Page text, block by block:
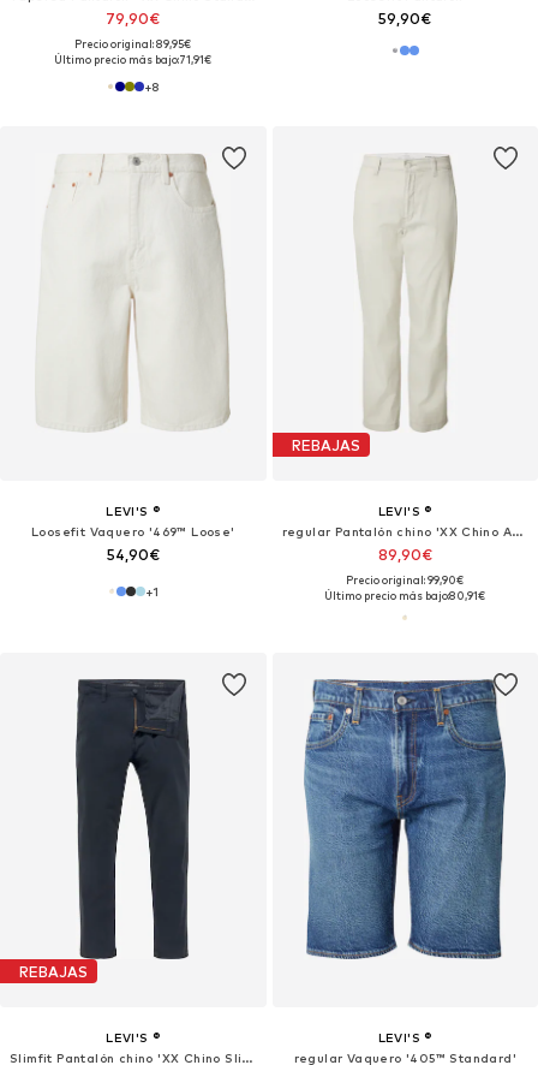
79,90€
Precio original: 89,95€
Último precio más bajo:71,91€
+8
59,90€
LEVI'S ®
Loosefit Vaquero '469™ Loose'
54,90€
+1
REBAJAS
LEVI'S ®
regular Pantalón chino 'XX Chino Authentic Relaxed Lightweight Pants'
89,90€
Precio original: 99,90€
Último precio más bajo:80,91€
REBAJAS
LEVI'S ®
Slimfit Pantalón chino 'XX Chino Slim II'
LEVI'S ®
regular Vaquero '405™ Standard'